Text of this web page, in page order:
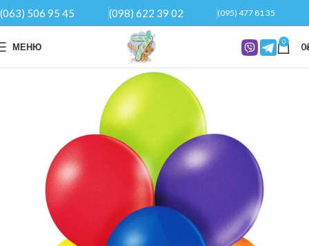
(063) 506 95 45 (098) 622 39 02 (095) 477 81 35
МЕНЮ 0 0